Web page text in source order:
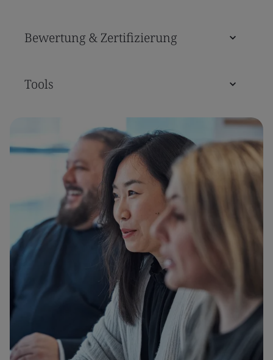
Bewertung & Zertifizierung
Tools